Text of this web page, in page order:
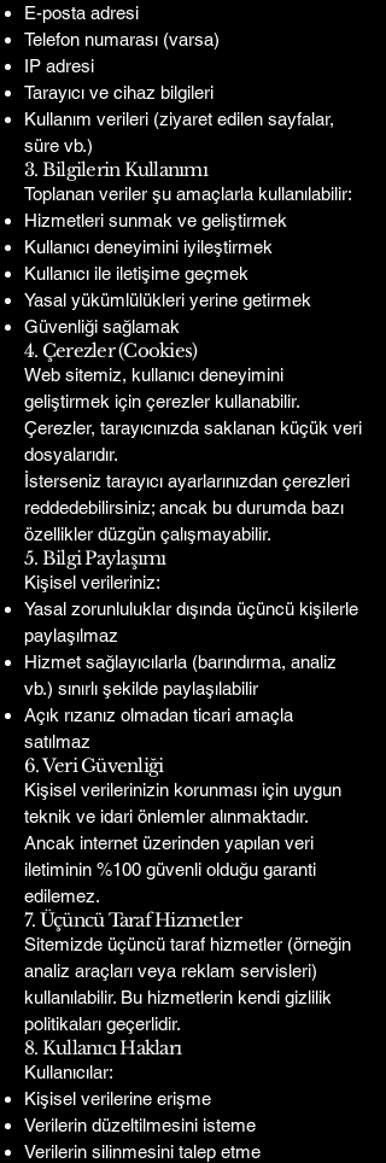
E-posta adresi
Telefon numarası (varsa)
IP adresi
Tarayıcı ve cihaz bilgileri
Kullanım verileri (ziyaret edilen sayfalar,
süre vb.)
3. Bilgilerin Kullanımı
Toplanan veriler şu amaçlarla kullanılabilir:
Hizmetleri sunmak ve geliştirmek
Kullanıcı deneyimini iyileştirmek
Kullanıcı ile iletişime geçmek
Yasal yükümlülükleri yerine getirmek
Güvenliği sağlamak
4. Çerezler (Cookies)
Web sitemiz, kullanıcı deneyimini
geliştirmek için çerezler kullanabilir.
Çerezler, tarayıcınızda saklanan küçük veri
dosyalarıdır.
İsterseniz tarayıcı ayarlarınızdan çerezleri
reddedebilirsiniz; ancak bu durumda bazı
özellikler düzgün çalışmayabilir.
5. Bilgi Paylaşımı
Kişisel verileriniz:
Yasal zorunluluklar dışında üçüncü kişilerle
paylaşılmaz
Hizmet sağlayıcılarla (barındırma, analiz
vb.) sınırlı şekilde paylaşılabilir
Açık rızanız olmadan ticari amaçla
satılmaz
6. Veri Güvenliği
Kişisel verilerinizin korunması için uygun
teknik ve idari önlemler alınmaktadır.
Ancak internet üzerinden yapılan veri
iletiminin %100 güvenli olduğu garanti
edilemez.
7. Üçüncü Taraf Hizmetler
Sitemizde üçüncü taraf hizmetler (örneğin
analiz araçları veya reklam servisleri)
kullanılabilir. Bu hizmetlerin kendi gizlilik
politikaları geçerlidir.
8. Kullanıcı Hakları
Kullanıcılar:
Kişisel verilerine erişme
Verilerin düzeltilmesini isteme
Verilerin silinmesini talep etme